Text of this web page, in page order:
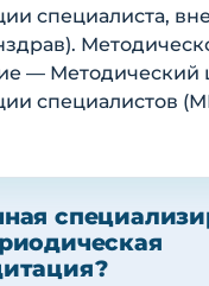
специалиста,
— Методический
специалистов